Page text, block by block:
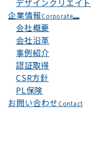
デザインクリエイト
企業情報Corporate
会社概要
会社沿革
事例紹介
認証取得
CSR方針
PL保険
お問い合わせContact